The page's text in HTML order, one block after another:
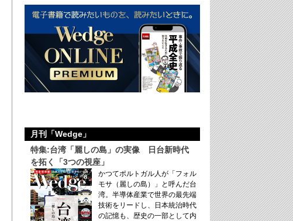
月刊「Wedge」
特集:台湾「麗しの島」の実像 日台新時代
を拓く「3つの視座」
かつてポルトガル人が「フォル
モサ（麗しの島）」と呼んだ台
湾。半導体産業で世界の最先端
技術をリードし、日本統治時代
の記憶も、歴史の一部として内